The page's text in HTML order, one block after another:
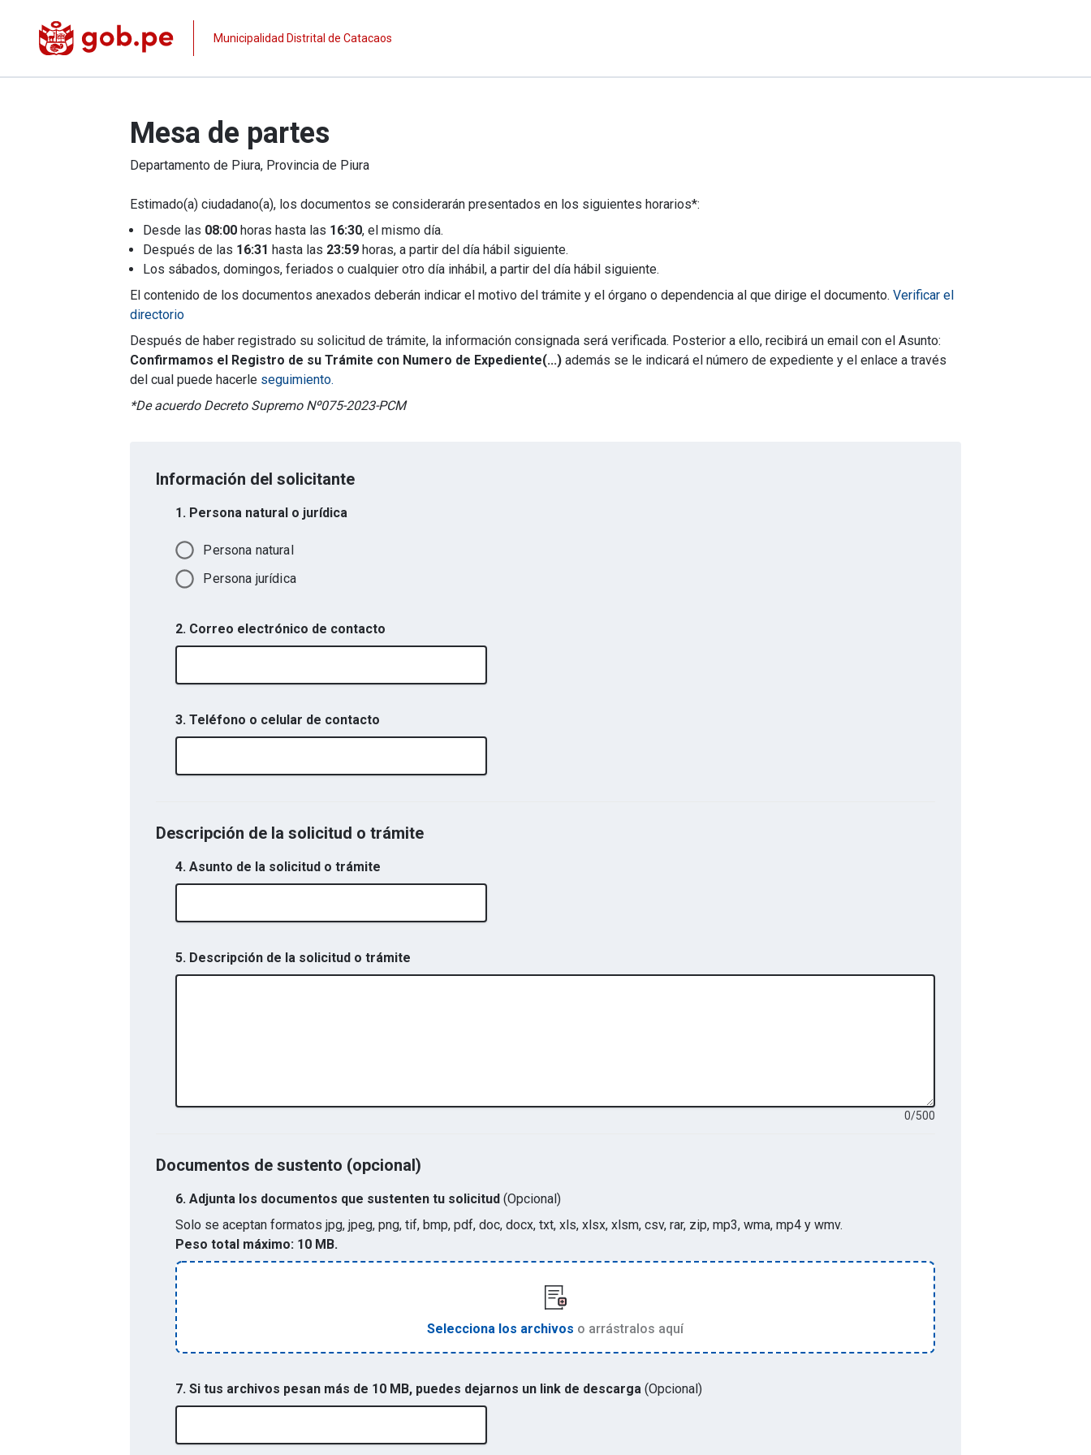
Municipalidad Distrital de Catacaos
Mesa de partes
Departamento de Piura, Provincia de Piura
Estimado(a) ciudadano(a), los documentos se considerarán presentados en los siguientes horarios*:
Desde las 08:00 horas hasta las 16:30, el mismo día.
Después de las 16:31 hasta las 23:59 horas, a partir del día hábil siguiente.
Los sábados, domingos, feriados o cualquier otro día inhábil, a partir del día hábil siguiente.
El contenido de los documentos anexados deberán indicar el motivo del trámite y el órgano o dependencia al que dirige el documento. Verificar el
directorio
Después de haber registrado su solicitud de trámite, la información consignada será verificada. Posterior a ello, recibirá un email con el Asunto:
Confirmamos el Registro de su Trámite con Numero de Expediente(...) además se le indicará el número de expediente y el enlace a través
del cual puede hacerle seguimiento.
*De acuerdo Decreto Supremo Nº075-2023-PCM
Información del solicitante
1. Persona natural o jurídica
Persona natural
Persona jurídica
2. Correo electrónico de contacto
3. Teléfono o celular de contacto
Descripción de la solicitud o trámite
4. Asunto de la solicitud o trámite
5. Descripción de la solicitud o trámite
0/500
Documentos de sustento (opcional)
6. Adjunta los documentos que sustenten tu solicitud (Opcional)
Solo se aceptan formatos jpg, jpeg, png, tif, bmp, pdf, doc, docx, txt, xls, xlsx, xlsm, csv, rar, zip, mp3, wma, mp4 y wmv.
Peso total máximo: 10 MB.
Selecciona los archivos o arrástralos aquí
7. Si tus archivos pesan más de 10 MB, puedes dejarnos un link de descarga (Opcional)